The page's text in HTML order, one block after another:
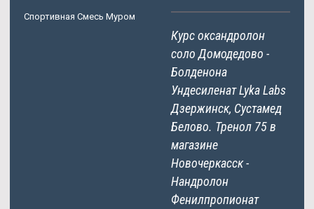
Спортивная Смесь Муром
Курс оксандролон
соло Домодедово -
Болденона
Ундесиленат Lyka Labs
Дзержинск, Сустамед
Белово. Тренол 75 в
магазине
Новочеркасск -
Нандролон
Фенилпропионат